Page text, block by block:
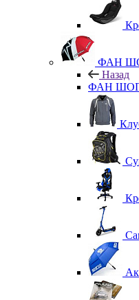
ФАН
Назад
ФАН